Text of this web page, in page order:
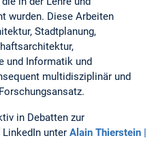
wurden. Diese Arbeiten
Stadtplanung,
und Informatik und
multidisziplinär und
in Debatten zur
unter Alain Thierstein |